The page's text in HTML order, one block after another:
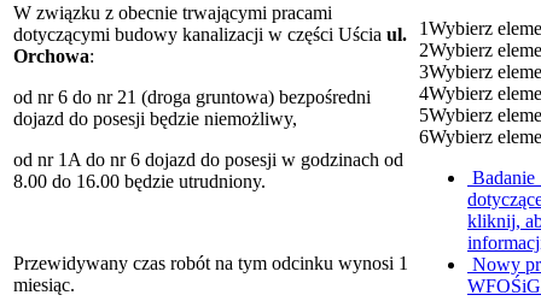
W związku z obecnie trwającymi pracami
dotyczącymi budowy kanalizacji w części Uścia ul.
Orchowa:
od nr 6 do nr 21 (droga gruntowa) bezpośredni
dojazd do posesji będzie niemożliwy,
od nr 1A do nr 6 dojazd do posesji w godzinach od
8.00 do 16.00 będzie utrudniony.
Przewidywany czas robót na tym odcinku wynosi 1
miesiąc.
1Wybierz
2Wybierz
3Wybierz
4Wybierz
5Wybierz
6Wybierz
Badanie
kliknij,
Nowy